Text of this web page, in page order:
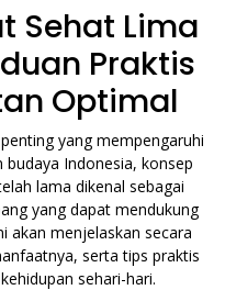
Sehat Lima
Praktis
Optimal
yang mempengaruhi
Indonesia, konsep
lama dikenal sebagai
yang dapat mendukung
akan menjelaskan secara
serta tips praktis
sehari-hari.